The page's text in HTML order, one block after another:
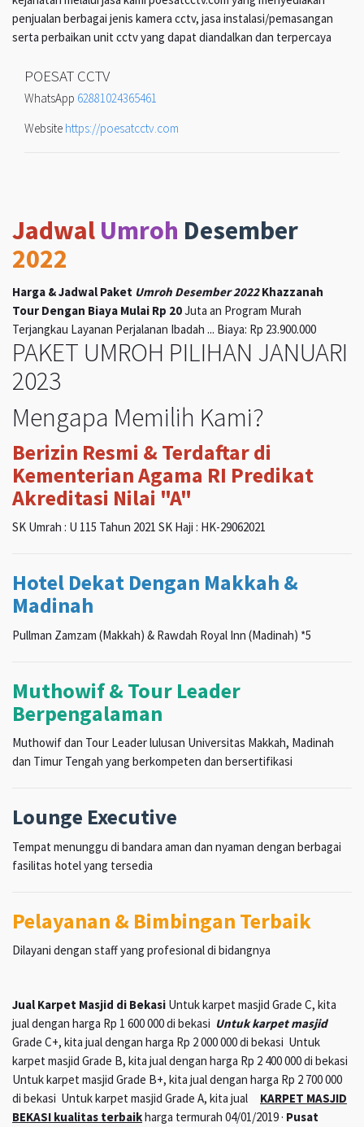
penjualan berbagai jenis kamera cctv, jasa instalasi/pemasangan
serta perbaikan unit cctv yang dapat diandalkan dan terpercaya
POESAT CCTV
WhatsApp 62881024365461
Website https://poesatcctv.com
Jadwal Umroh Desember
2022
Harga & Jadwal Paket Umroh Desember 2022Khazzanah
Tour Dengan Biaya Mulai Rp 20Juta an Program Murah
Terjangkau Layanan Perjalanan Ibadah ... Biaya: Rp 23.900.000
PAKET UMROH PILIHAN JANUARI
2023
Mengapa Memilih Kami?
Berizin Resmi & Terdaftar di
Kementerian Agama RI Predikat
Akreditasi Nilai "A"
SK Umrah : U 115 Tahun 2021 SK Haji : HK-29062021
Hotel Dekat Dengan Makkah &
Madinah
Pullman Zamzam (Makkah) & Rawdah Royal Inn (Madinah) *5
Muthowif & Tour Leader
Berpengalaman
Muthowif dan Tour Leader lulusan Universitas Makkah, Madinah
dan Timur Tengah yang berkompeten dan bersertifikasi
Lounge Executive
Tempat menunggu di bandara aman dan nyaman dengan berbagai
fasilitas hotel yang tersedia
Pelayanan & Bimbingan Terbaik
Dilayani dengan staff yang profesional di bidangnya
Jual Karpet Masjid di Bekasi Untuk karpet masjid Grade C, kita
jual dengan harga Rp 1 600 000 di bekasi Untuk karpet masjid
Grade C+, kita jual dengan harga Rp 2 000 000 di bekasi Untuk
karpet masjid Grade B, kita jual dengan harga Rp 2 400 000 di bekasi
Untuk karpet masjid Grade B+, kita jual dengan harga Rp 2 700 000
di bekasi Untuk karpet masjid Grade A, kita jual KARPET MASJID
BEKASI kualitas terbaikharga termurah 04/01/2019 · Pusat